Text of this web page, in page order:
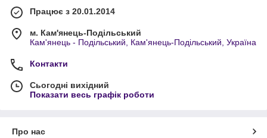
Працює з 20.01.2014
м. Кам'янець-Подільський
Кам'янець - Подільський, Кам'янець-Подільський, Україна
Контакти
Сьогодні вихідний
Показати весь графік роботи
Про нас